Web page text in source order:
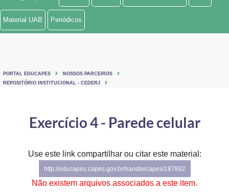
Ministério de Minas e Energia
Ministério do Turismo
Controladoria-Geral da União
Material UAB Periódicos
PORTAL EDUCAPES
NOSSOS PARCEIROS
REPOSITÓRIO INSTITUCIONAL - CEDERJ
Exercício 4 - Parede celular
Use este link compartilhar ou citar este material:
http://educapes.capes.gov.br/handle/capes/187892
Não existem arquivos associados a este item.